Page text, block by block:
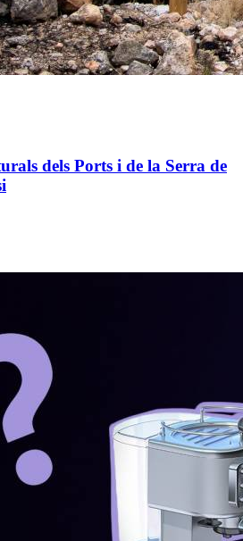
dels Ports i de la Serra de